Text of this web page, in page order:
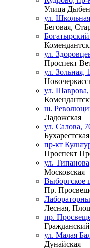
Улица
ул.
Беговая,
ул.
Проспект
ул. Зольная,
ул. Шаврова,
ш.
Ладожская
ул. Салова,
Бухарестская
пр-кт
Проспект
ул.
Московская
Выборгское
Пр.
Лесная,
пр.
ул. Малая
Дунайская